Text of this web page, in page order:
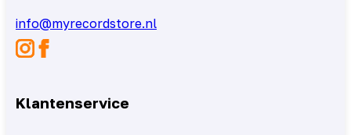
info@myrecordstore.nl
Klantenservice